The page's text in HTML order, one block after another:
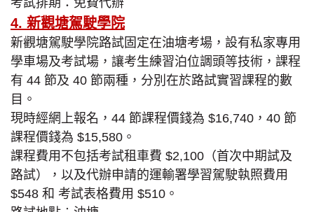
4. 新觀塘駕駛學院
新觀塘駕駛學院路試固定在油塘考場，設有私家專用
學車場及考試場，讓考生練習泊位調頭等技術，課程
有 44 節及 40 節兩種，分別在於路試實習課程的數
目。
現時經網上報名，44 節課程價錢為 $16,740，40 節
課程價錢為 $15,580。
課程費用不包括考試租車費 $2,100（首次中期試及
路試），以及代辦申請的運輸署學習駕駛執照費用
$548 和 考試表格費用 $510。